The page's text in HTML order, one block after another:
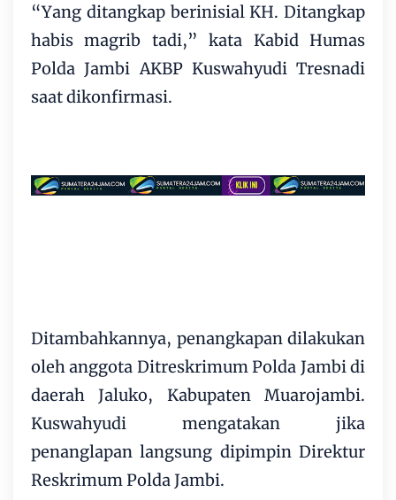
“Yang ditangkap berinisial KH. Ditangkap
habis magrib tadi,” kata Kabid Humas
Polda Jambi AKBP Kuswahyudi Tresnadi
saat dikonfirmasi.
Ditambahkannya, penangkapan dilakukan
oleh anggota Ditreskrimum Polda Jambi di
daerah Jaluko, Kabupaten Muarojambi.
Kuswahyudi mengatakan jika
penanglapan langsung dipimpin Direktur
Reskrimum Polda Jambi.